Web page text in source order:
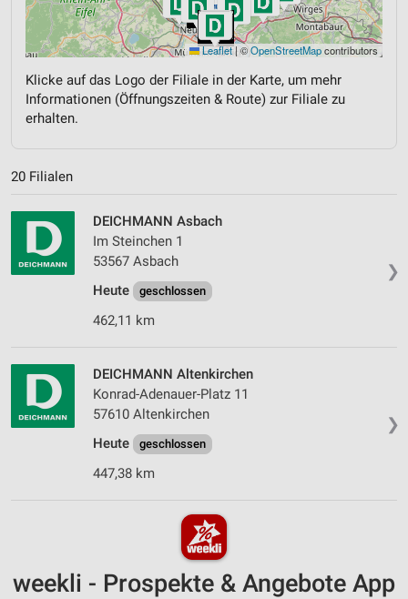
Leaflet|©OpenStreetMapcontributors
Klicke auf das Logo der Filiale in der Karte, um mehr
Informationen (Öffnungszeiten & Route) zur Filiale zu
erhalten.
20 Filialen
❯
DEICHMANN Asbach
Im Steinchen 1
53567 Asbach
Heute
geschlossen
462,11 km
❯
DEICHMANN Altenkirchen
Konrad-Adenauer-Platz 11
57610 Altenkirchen
Heute
geschlossen
447,38 km
weekli - Prospekte & Angebote App